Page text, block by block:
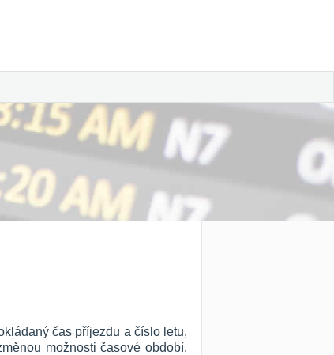
čas příjezdu a číslo letu,
možnosti časové období.